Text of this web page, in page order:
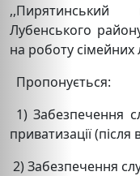
Лубенського
на роботу сімейних
Пропонується:
1) Забезпечення
приватизації
2) Забезпечення